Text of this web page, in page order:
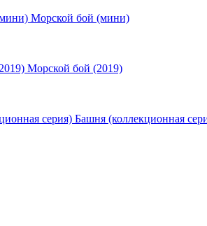
Морской бой (мини)
Морской бой (2019)
Башня (коллекционная